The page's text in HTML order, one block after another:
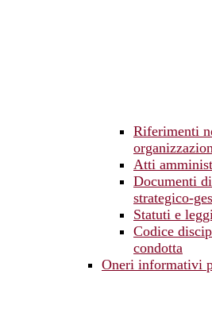
Riferimenti
Atti
Documenti
strategico-
Statuti e
Codice
condotta
Oneri informativi